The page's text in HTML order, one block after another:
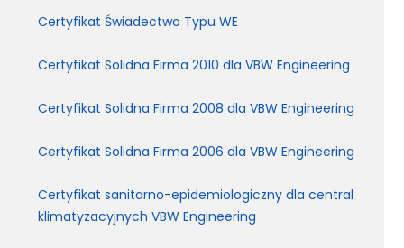
Certyfikat Świadectwo Typu WE
Certyfikat Solidna Firma 2010 dla VBW Engineering
Certyfikat Solidna Firma 2008 dla VBW Engineering
Certyfikat Solidna Firma 2006 dla VBW Engineering
Certyfikat sanitarno-epidemiologiczny dla central
klimatyzacyjnych VBW Engineering